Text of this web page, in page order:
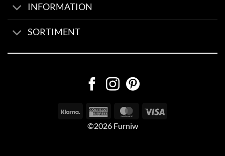
INFORMATION
SORTIMENT
©2026 Furniw